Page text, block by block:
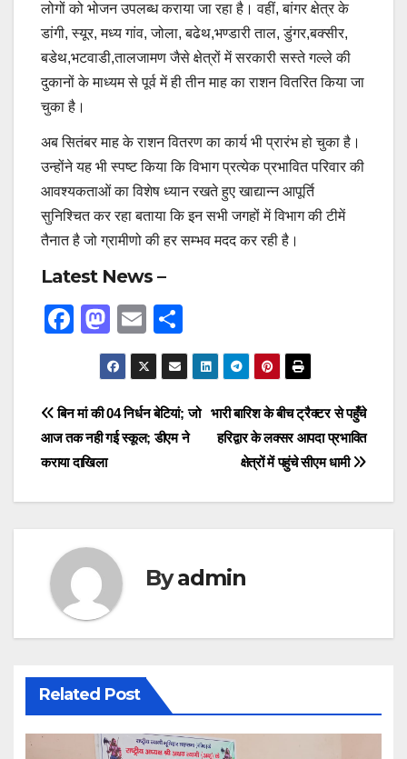
लोगों को भोजन उपलब्ध कराया जा रहा है। वहीं, बांगर क्षेत्र के
डांगी, स्यूर, मध्य गांव, जोला, बढेथ,भण्डारी ताल, डुंगर,बक्सीर,
बडेथ,भटवाडी,तालजामण जैसे क्षेत्रों में सरकारी सस्ते गल्ले की
दुकानों के माध्यम से पूर्व में ही तीन माह का राशन वितरित किया जा
चुका है।
अब सितंबर माह के राशन वितरण का कार्य भी प्रारंभ हो चुका है।
उन्होंने यह भी स्पष्ट किया कि विभाग प्रत्येक प्रभावित परिवार की
आवश्यकताओं का विशेष ध्यान रखते हुए खाद्यान्न आपूर्ति
सुनिश्चित कर रहा बताया कि इन सभी जगहों में विभाग की टीमें
तैनात है जो ग्रामीणो की हर सम्भव मदद कर रही है।
Latest News –
F
e
b
o
o
M
a
st
o
d
n
E
m
ail
h
ar
e
Post
navigation
भारी बारिश के बीच ट्रैक्टर से पहुँचे
हरिद्वार के लक्सर आपदा प्रभावित
क्षेत्रों में पहुंचे सीएम धामी
बिन मां की 04 निर्धन बेटियां; जो
आज तक नही गई स्कूल; डीएम ने
कराया दाखिला
Byadmin
Related Post